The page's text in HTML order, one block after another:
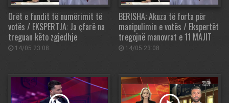
Orët e fundit të numërimit të
votës / EKSPERTJA: Ja çfarë na
treguan këto zgjedhje
14/05 23:08
BERISHA: Akuza të forta për
manipulimin e votës / Ekspertët
tregojnë manovrat e 11 MAJIT
14/05 23:08